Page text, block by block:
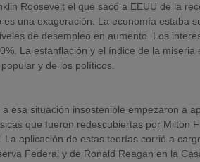
Roosevelt el que sacó a EEUU de la
es una exageración. La economía estaba
de desempleo en aumento. Los
La estanflación y el índice de la
y de los políticos.
a esa situación insostenible empezaron a
que fueron redescubiertas por Milton
La aplicación de estas teorías corrió a
Federal y de Ronald Reagan en la